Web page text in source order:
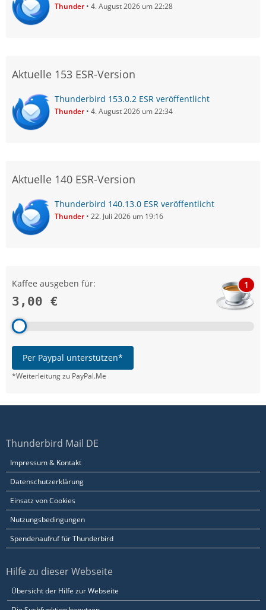
Thunder 4. August 2026 um 22:28
Aktuelle 153 ESR-Version
Thunderbird 153.0.2 ESR veröffentlicht
Thunder 4. August 2026 um 22:34
Aktuelle 140 ESR-Version
Thunderbird 140.13.0 ESR veröffentlicht
Thunder 22. Juli 2026 um 19:16
Kaffee ausgeben für:
3,00 €
1
Per Paypal unterstützen*
*Weiterleitung zu PayPal.Me
Thunderbird Mail DE
Impressum & Kontakt
Datenschutzerklärung
Einsatz von Cookies
Nutzungsbedingungen
Spendenaufruf für Thunderbird
Hilfe zu dieser Webseite
Übersicht der Hilfe zur Webseite